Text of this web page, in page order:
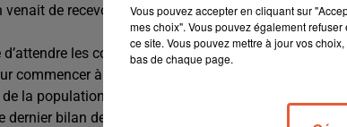
venait de recevoir les 200 000 premières doses
les conclusions de l’agence européenne
commencer à les distribuer.
la population des BdR a reçu au moins une dose
bilan de l’ARS.
Vous pouvez accepter en cliquant sur
mes choix". Vous pouvez également
ce site. Vous pouvez mettre à jour vos
bas de chaque page.